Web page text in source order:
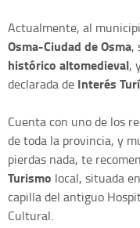
Actualmente, al
Osma-Ciudad de Osma,
histórico altomedieval,
declarada de Interés
Cuenta con uno de los
de toda la provincia, y
pierdas nada, te
Turismo local, situada
capilla del antiguo
Cultural.